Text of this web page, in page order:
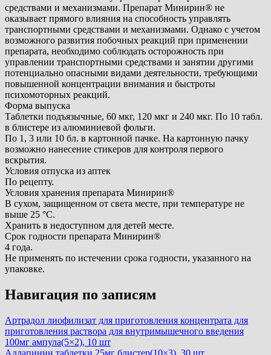
средствами и механизмами. Препарат Минирин® не
оказывает прямого влияния на способность управлять
транспортными средствами и механизмами. Однако с учетом
возможного развития побочных реакций при применении
препарата, необходимо соблюдать осторожность при
управлении транспортными средствами и занятии другими
потенциально опасными видами деятельности, требующими
повышенной концентрации внимания и быстроты
психомоторных реакций.
Форма выпуска
Таблетки подъязычные, 60 мкг, 120 мкг и 240 мкг. По 10 табл.
в блистере из алюминиевой фольги.
По 1, 3 или 10 бл. в картонной пачке. На картонную пачку
возможно нанесение стикеров для контроля первого
вскрытия.
Условия отпуска из аптек
По рецепту.
Условия хранения препарата Минирин®
В сухом, защищенном от света месте, при температуре не
выше 25 °C.
Хранить в недоступном для детей месте.
Срок годности препарата Минирин®
4 года.
Не применять по истечении срока годности, указанного на
упаковке.
Навигация по записям
Артрадол лиофилизат для приготовления концентрата для
приготовления раствора для внутримышечного введения
100мг ампула(5×2), 10 шт
Аллапинин таблетки 25мг блистер(10×3), 30 шт.